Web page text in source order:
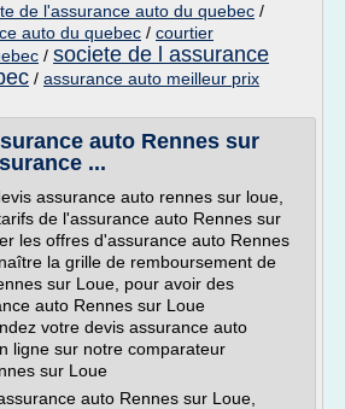
de l'assurance auto du quebec /
auto du quebec / courtier
/ societe de l assurance
/ assurance auto meilleur prix
auto Rennes sur
...
assurance auto rennes sur loue,
de l'assurance auto Rennes sur
les offres d'assurance auto Rennes
la grille de remboursement de
sur Loue, pour avoir des
auto Rennes sur Loue
votre devis assurance auto
ligne sur notre comparateur
sur Loue
auto Rennes sur Loue,